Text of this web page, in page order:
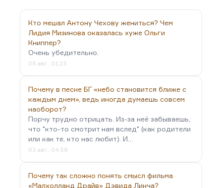
признания неизбежности, а вовсе не подвиг, тем
более не…
Кто мешал Антону Чехову жениться? Чем
Лидия Мизинова оказалась хуже Ольги
Книппер?
Очень убедительно.
06 авг., 01:23
Почему в песне БГ «небо становится ближе с
каждым днем», ведь иногда думаешь совсем
наоборот?
Порчу трудно отрицать. Из-за неё забываешь,
что "кто-то смотрит нам вслед" (как родители
или как те, кто нас любит). И…
03 авг., 04:58
Почему так сложно понять смысл фильма
«Малхолланд Драйв» Дэвида Линча?